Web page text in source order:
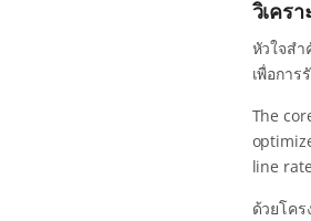
วิเคร
หัวใจส
เพื่อกา
The
line
ด้วยโค